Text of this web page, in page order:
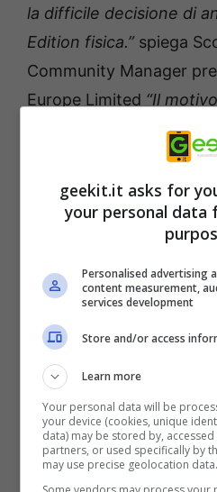
la difficile decisione di
Edition fisica.” spiega
Community Manager
Europe Limited “Il
cancellazione è dovuto
corso e ai problemi di
Premium Edition fisica.”
“Sappiamo che molti
sono desiderosi di
fisica e, come fan
rammarico che non
produrre questa
scusiamo con le
ringraziamo per il tuo
conGranblue Fantasy:
geekit.it asks for
your personal data
Personalised advertising
content measurement,
services development
Store and/or access
Learn more
Your personal data will be
your device (cookies, unique
data) may be stored by,
partners, or used specifically by
may use precise geolocation data.